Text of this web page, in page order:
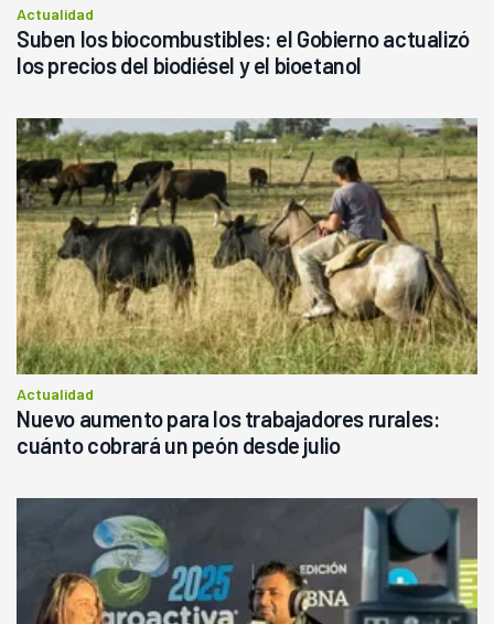
Actualidad
Suben los biocombustibles: el Gobierno actualizó
los precios del biodiésel y el bioetanol
Actualidad
Nuevo aumento para los trabajadores rurales:
cuánto cobrará un peón desde julio